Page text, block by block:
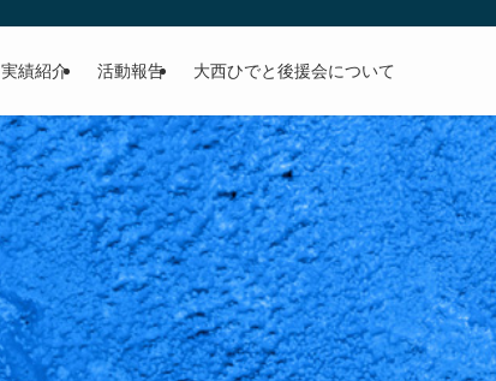
実績紹介 活動報告 大西ひでと後援会について